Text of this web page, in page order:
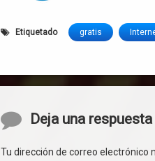
Etiquetado gratis
Comentarios
Deja una respuesta
Tu dirección de correo electrónico